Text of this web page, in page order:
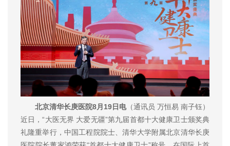
北京清华长庚医院8月19日电（通讯员 万恒易 南子钰）
近日，“大医无界 大爱无疆”第九届首都十大健康卫士颁奖典
礼隆重举行，中国工程院院士、清华大学附属北京清华长庚